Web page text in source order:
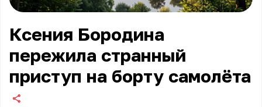
Ксения Бородина
пережила странный
приступ на борту самолёта